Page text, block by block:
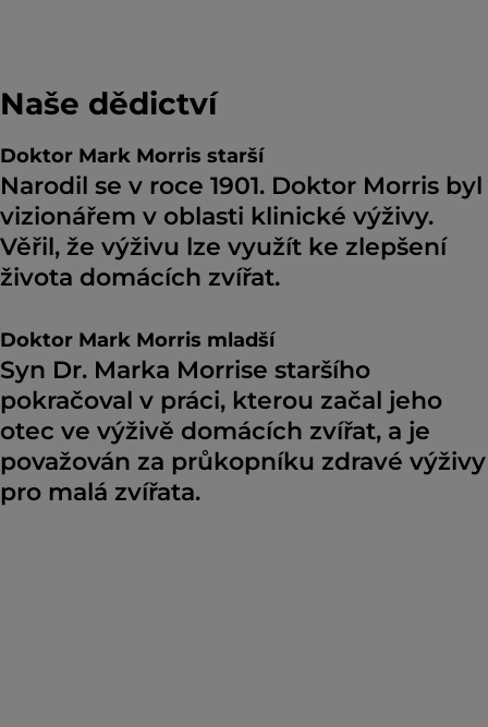
Naše dědictví
Doktor Mark Morris starší
Narodil se v roce 1901. Doktor Morris byl
vizionářem v oblasti klinické výživy.
Věřil, že výživu lze využít ke zlepšení
života domácích zvířat.
Doktor Mark Morris mladší
Syn Dr. Marka Morrise staršího
pokračoval v práci, kterou začal jeho
otec ve výživě domácích zvířat, a je
považován za průkopníku zdravé výživy
pro malá zvířata.